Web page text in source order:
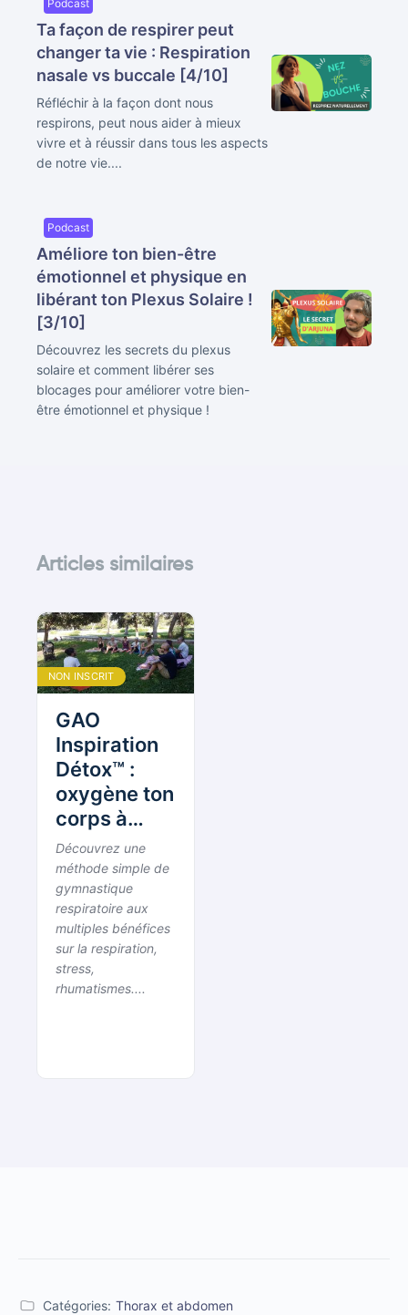
Podcast
Ta façon de respirer peut
changer ta vie : Respiration
nasale vs buccale [4/10]
Réfléchir à la façon dont nous
respirons, peut nous aider à mieux
vivre et à réussir dans tous les aspects
de notre vie....
Podcast
Améliore ton bien-être
émotionnel et physique en
libérant ton Plexus Solaire !
[3/10]
Découvrez les secrets du plexus
solaire et comment libérer ses
blocages pour améliorer votre bien-
être émotionnel et physique !
Articles similaires
NON INSCRIT
GAO
Inspiration
Détox™ :
oxygène ton
corps à
100%, 5
gestes
simples au
quotidien
10mn par
jour.
Découvrez une
méthode simple de
gymnastique
respiratoire aux
multiples bénéfices
sur la respiration,
stress,
rhumatismes....
Catégories: Thorax et abdomen